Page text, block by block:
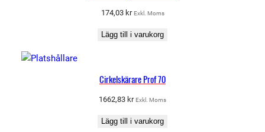
174,03 kr Exkl. Moms
Lägg till i varukorg
Cirkelskärare Prof 70
1662,83 kr Exkl. Moms
Lägg till i varukorg